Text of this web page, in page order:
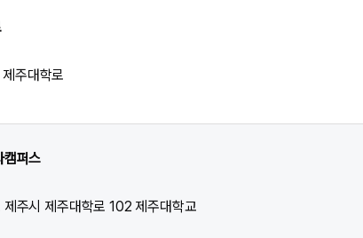
주대학로
캠퍼스
주시 제주대학로 102 제주대학교